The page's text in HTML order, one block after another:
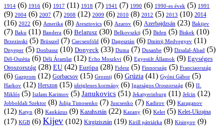
1914 (6) 1916 (6) 1917 (11) 1918 (7) 1941 (7) 1990 (6) 1990-es évek (5) 1991
(9) 2004 (6) 2007 (7) 2008 (12) 2009 (6) 2010 (8) 2012 (5) 2013 (10) 2014
(16) 2022 (6) Amerika (8) Aresztovics (6) Azarov (6) Azerbajdzsán (23) Bakijev
(7) Baku (11) Bandera (6) Belarusz (30) Belkovszkij (5) Biden (5) Biskek (10)
Brzezinski (5) Brüsszel (7) Csecsenföld (6) Dagesztán (6) Dmitrij Medvegyev (11)
Dnyeper (5) Donbassz (10) Donyeck (33) Duma (7) Dusanbe (9) Dzsalal-Abad (5)
Dél-Oszétia (6) Déli Áramlat (12) Echo Moszkvi (6) Egyesült Államok (9) Egységes
Oroszország (28) EU (42) Európa (28) Fidesz (5) Finnország (5) Franciaország
(6) Gazprom (12) Gorbacsov (15) Groznij (6) Grúzia (41) Gyóni Gábor (5)
Harkov (12) Herszon (15) ideiglenes kormány (6) Igazságos Oroszország (6) II.
Miklós (5) Iszlam Karimov (5) Janukovics (51) Jekatyerinburg (11) Jelcin (12)
Jobboldali Szektor (8) Julija Timosenko (7) Juscsenko (7) Kadirov (9) Karaganov
(12) Katyn (8) Kaukázus (9) Kazahsztán (22) Kazany (6) Kelet (5) Kelet-Ukrajna
(17) KGB (6) Kijev (102) Kirgizisztán (19) Kirill pátriárka (8) Kisinyov (9)